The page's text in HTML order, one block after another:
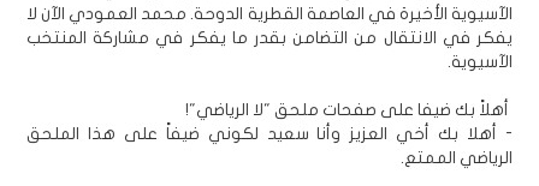
الآسيوية الأخيرة في العاصمة القطرية الدوحة. محمد العمودي الآن لا
يفكر في الانتقال من التضامن بقدر ما يفكر في مشاركة المنتخب
الآسيوية.
أهلاً بك ضيفا على صفحات ملحق "لا الرياضي"!
- أهلا بك أخي العزيز وأنا سعيد لكوني ضيفاً على هذا الملحق
الرياضي الممتع.